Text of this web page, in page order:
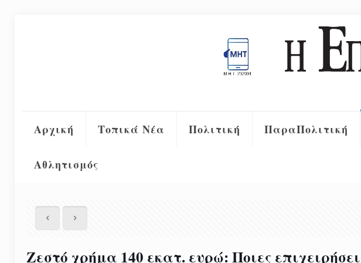
Αρχική Τοπικά Νέα Πολιτική ΠαραΠολιτική
Αθλητισμός
Ζεστό χρήμα 140 εκατ. ευρώ: Ποιες